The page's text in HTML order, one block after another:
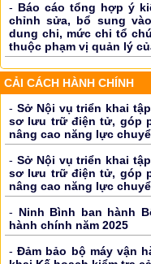
- Báo cáo tổng hợp ý
chỉnh sửa, bổ sung
dung chi, mức chi tổ
thuộc phạm vị quản lý
CẢI CÁCH HÀNH CHÍNH
- Sở Nội vụ triển khai
sơ lưu trữ điện tử, góp
nâng cao năng lực
- Sở Nội vụ triển khai
sơ lưu trữ điện tử, góp
nâng cao năng lực
- Ninh Bình ban hành
hành chính năm 2025
-Đảm bảo bộ máy vận